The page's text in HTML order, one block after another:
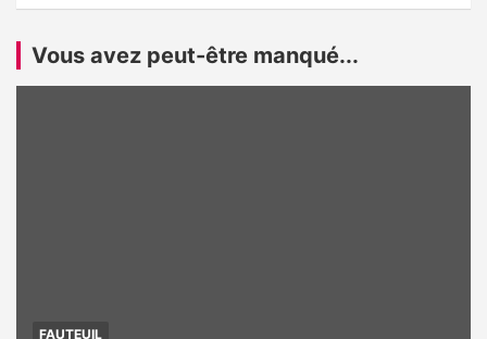
Vous avez peut-être manqué...
FAUTEUIL